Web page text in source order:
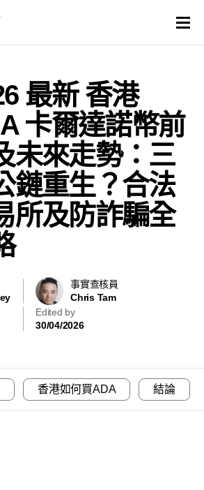
最新 香港
卡爾達諾幣前
未來走勢：三
鏈重生？合法
所及防詐騙全
事實查核員
Chris Tam
Edited by
30/04/2026
香港如何買ADA 結論